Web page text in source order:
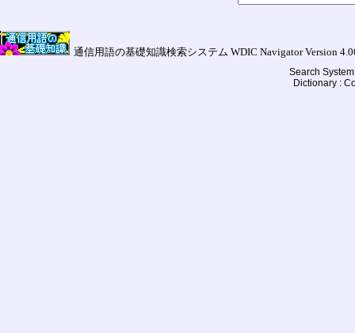
通信用語の基礎知識検索システム WDIC Navigator Version
Search
Dictionary :